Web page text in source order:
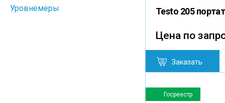
Testo 205
Цена по
Заказать
Госреестр
Уровнемеры